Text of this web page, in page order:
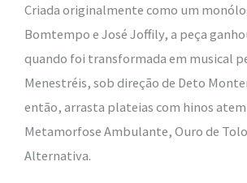
Criada originalmente como um
Bomtempo e José Joffily, a peça
quando foi transformada em musical
Menestréis, sob direção de Deto
então, arrasta plateias com hinos
Metamorfose Ambulante, Ouro de Tolo
Alternativa.